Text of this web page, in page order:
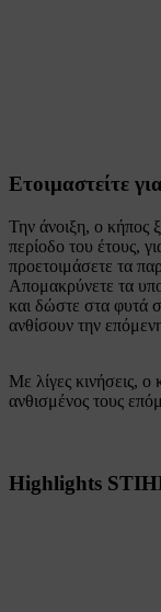
Ετοιμαστείτε
Την άνοιξη, ο κήπος
περίοδο του έτους,
προετοιμάσετε τα
Απομακρύνετε τα
και δώστε στα φυτά
ανθίσουν την
Με λίγες κινήσεις, ο
ανθισμένος τους
Highlights